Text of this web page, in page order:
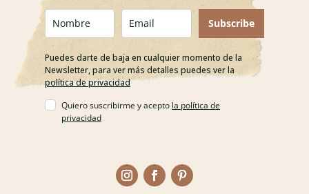
Subscribe
Puedes darte de baja en cualquier momento de la
Newsletter, para ver más detalles puedes ver la
política de privacidad
Quiero suscribirme y acepto la política de
privacidad